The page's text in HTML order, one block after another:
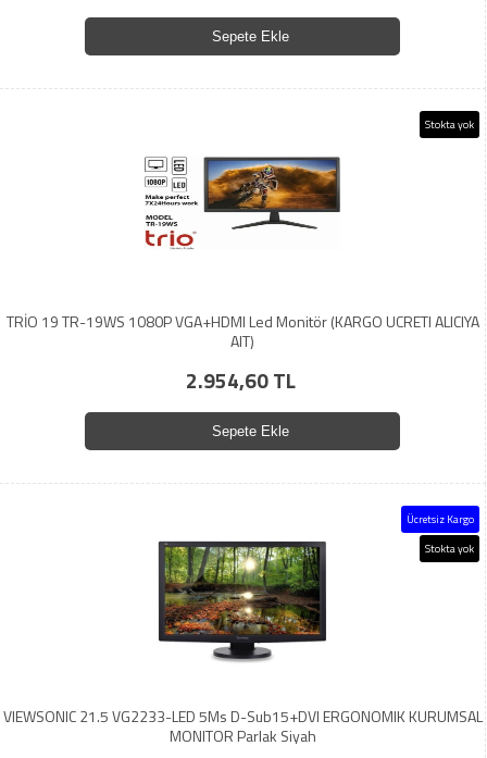
Sepete Ekle
Stokta yok
TRİO 19 TR-19WS 1080P VGA+HDMI Led Monitör (KARGO UCRETI ALICIYA
AIT)
2.954,60 TL
Sepete Ekle
Ücretsiz Kargo
Stokta yok
VIEWSONIC 21.5 VG2233-LED 5Ms D-Sub15+DVI ERGONOMIK KURUMSAL
MONITOR Parlak Siyah